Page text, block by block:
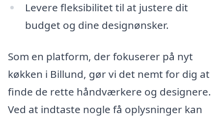
Levere fleksibilitet til at justere dit
budget og dine designønsker.
Som en platform, der fokuserer på nyt
køkken i Billund, gør vi det nemt for dig at
finde de rette håndværkere og designere.
Ved at indtaste nogle få oplysninger kan